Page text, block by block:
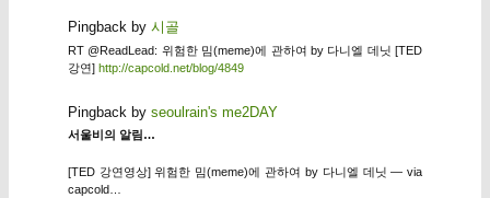
Pingback by 시골
RT @ReadLead: 위험한 밈(meme)에 관하여 by 다니엘 데닛 [TED
강연] http://capcold.net/blog/4849
Pingback by seoulrain's me2DAY
서울비의 알림…
[TED 강연영상] 위험한 밈(meme)에 관하여 by 다니엘 데닛 — via
capcold…